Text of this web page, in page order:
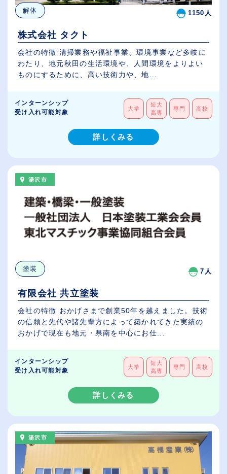
解体 1150人
株式会社 タクト
会社の特徴 清掃業務や福祉事業、環境事業など多岐に
わたり、地元秋田の生活環境や、人間環境をよりよい
ものにするために、高い技術力や、地...
インターンシップ
受け入れ可能対象
大学
短大
高専
専門 高校
詳しくみる
湯沢市
塗装 7人
有限会社 共立塗装
会社の特徴 おかげさまで創業50年を越えました。技術
の信頼と先代や諸先輩方によって築かれてきた実績の
おかげで現在も地元・県南を中心にお仕...
インターンシップ
受け入れ可能対象
大学
短大
高専
専門 高校
詳しくみる
湯沢市